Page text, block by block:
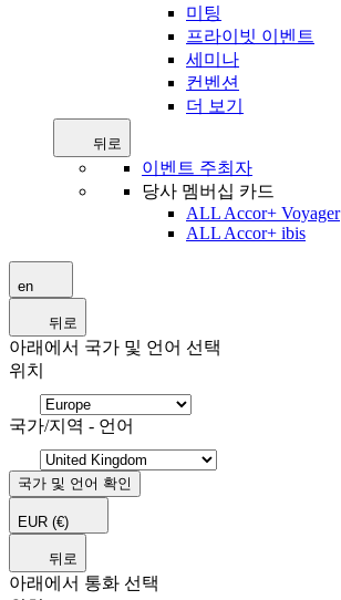
미팅
프라이빗 이벤트
세미나
컨벤션
더 보기
뒤로
이벤트 주최자
당사 멤버십 카드
ALL Accor+ Voyager
ALL Accor+ ibis
en
뒤로
아래에서 국가 및 언어 선택
위치
국가/지역 - 언어
국가 및 언어 확인
EUR (€)
뒤로
아래에서 통화 선택